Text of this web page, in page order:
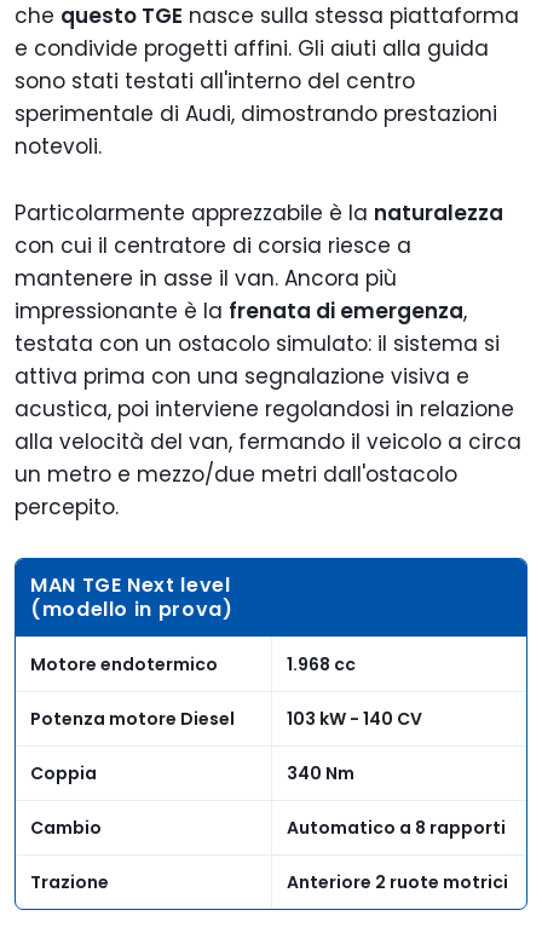
che questo TGE nasce sulla stessa piattaforma
e condivide progetti affini. Gli aiuti alla guida
sono stati testati all'interno del centro
sperimentale di Audi, dimostrando prestazioni
notevoli.
Particolarmente apprezzabile è la naturalezza
con cui il centratore di corsia riesce a
mantenere in asse il van. Ancora più
impressionante è la frenata di emergenza,
testata con un ostacolo simulato: il sistema si
attiva prima con una segnalazione visiva e
acustica, poi interviene regolandosi in relazione
alla velocità del van, fermando il veicolo a circa
un metro e mezzo/due metri dall'ostacolo
percepito.
MAN TGE Next level
(modello in prova)
Motore endotermico 1.968 cc
Potenza motore Diesel 103 kW - 140 CV
Coppia 340 Nm
Cambio Automatico a 8 rapporti
Trazione Anteriore 2 ruote motrici